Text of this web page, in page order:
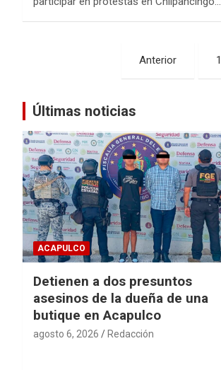
Navegación
entradas
Anterior 1
Últimas noticias
ACAPULCO
Detienen a dos presuntos
asesinos de la dueña de una
butique en Acapulco
agosto 6, 2026 Redacción